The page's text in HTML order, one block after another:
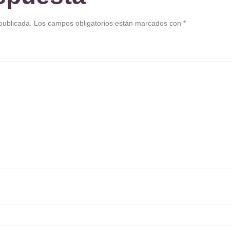
Los campos obligatorios están marcados con *